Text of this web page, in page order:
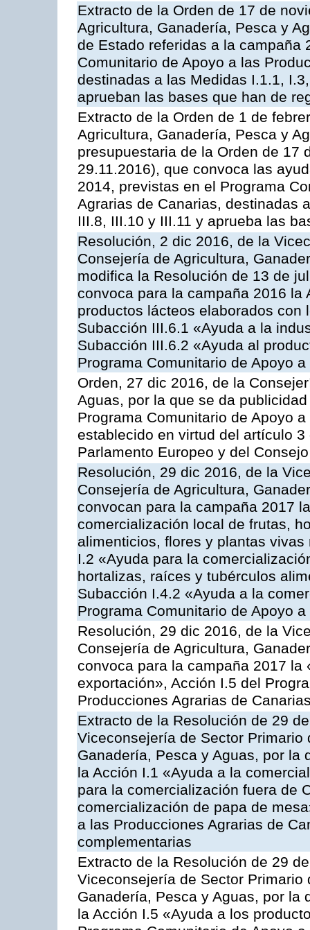
Extracto de la Orden de 17 de
Agricultura, Ganadería, Pesca y
de Estado referidas a la campaña
Comunitario de Apoyo a las
destinadas a las Medidas I.1.1,
aprueban las bases que han de
Extracto de la Orden de 1 de
Agricultura, Ganadería, Pesca y
presupuestaria de la Orden de 17
29.11.2016), que convoca las
2014, previstas en el Programa
Agrarias de Canarias, destinadas
III.8, III.10 y III.11 y aprueba las
Resolución, 2 dic 2016, de la
Consejería de Agricultura,
modifica la Resolución de 13 de
convoca para la campaña 2016
productos lácteos elaborados
Subacción III.6.1 «Ayuda a la
Subacción III.6.2 «Ayuda al
Programa Comunitario de Apoyo
Orden, 27 dic 2016, de la
Aguas, por la que se da
Programa Comunitario de Apoyo
establecido en virtud del artículo
Parlamento Europeo y del Consejo
Resolución, 29 dic 2016, de la
Consejería de Agricultura,
convocan para la campaña 2017
comercialización local de frutas,
alimenticios, flores y plantas
I.2 «Ayuda para la
hortalizas, raíces y tubérculos
Subacción I.4.2 «Ayuda a la
Programa Comunitario de Apoyo
Resolución, 29 dic 2016, de la
Consejería de Agricultura,
convoca para la campaña 2017
exportación», Acción I.5 del
Producciones Agrarias de
Extracto de la Resolución de 29
Viceconsejería de Sector
Ganadería, Pesca y Aguas, por la
la Acción I.1 «Ayuda a la
para la comercialización fuera de
comercialización de papa de
a las Producciones Agrarias de
complementarias
Extracto de la Resolución de 29
Viceconsejería de Sector
Ganadería, Pesca y Aguas, por la
la Acción I.5 «Ayuda a los